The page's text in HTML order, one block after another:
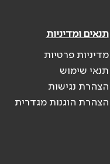
תנאים ומדיניות
מדיניות פרטיות
תנאי שימוש
הצהרת נגישות
הצהרת הוגנות מגדרית